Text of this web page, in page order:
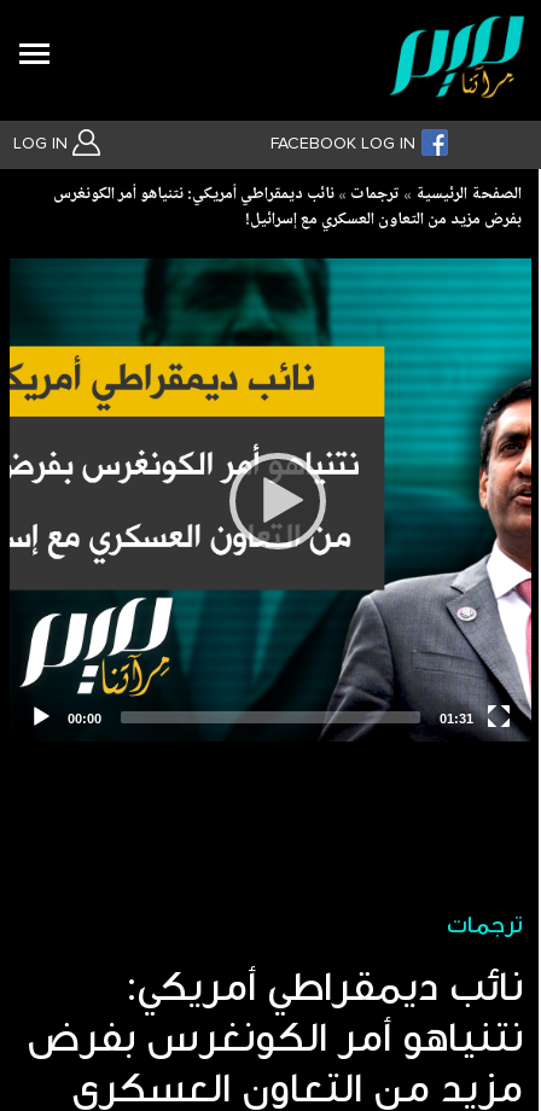
LOG IN FACEBOOK LOG IN
بحث متقدم
Breadcrumb
الصفحة الرئيسية ترجمات
نائب ديمقراطي أمريكي: نتنياهو أمر الكونغرس
بفرض مزيد من التعاون العسكري مع إسرائيل!
ترجمات
نائب ديمقراطي أمريكي:
نتنياهو أمر الكونغرس بفرض
مزيد من التعاون العسكري